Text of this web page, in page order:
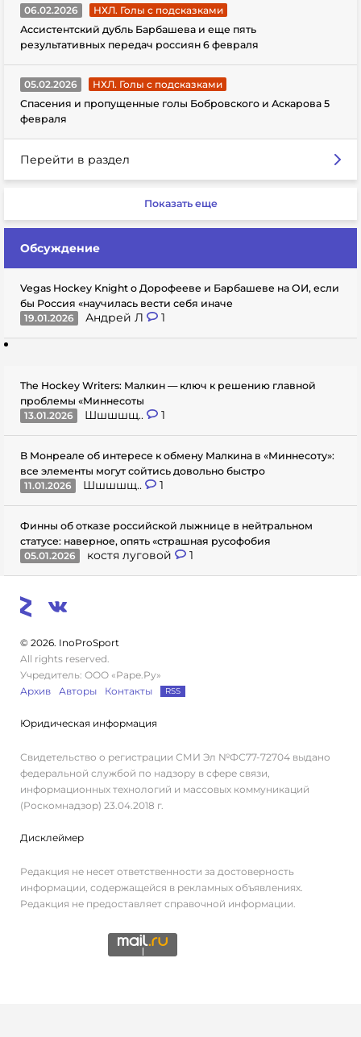
06.02.2026
НХЛ. Голы с подсказками
Ассистентский дубль Барбашева и еще пять
результативных передач россиян 6 февраля
05.02.2026
НХЛ. Голы с подсказками
Спасения и пропущенные голы Бобровского и Аскарова 5
февраля
Перейти в раздел
Показать еще
Обсуждение
Vegas Hockey Knight о Дорофееве и Барбашеве на ОИ, если
бы Россия «научилась вести себя иначе
19.01.2026
Андрей Л 1
The Hockey Writers: Малкин — ключ к решению главной
проблемы «Миннесоты
13.01.2026
Шшшшщ.. 1
В Монреале об интересе к обмену Малкина в «Миннесоту»:
все элементы могут сойтись довольно быстро
11.01.2026
Шшшшщ.. 1
Финны об отказе российской лыжнице в нейтральном
статусе: наверное, опять «страшная русофобия
05.01.2026
костя луговой 1
© 2026. InoProSport
All rights reserved.
Учредитель: ООО «Раре.Ру»
Архив
Авторы Контакты RSS
Юридическая информация
Свидетельство о регистрации СМИ Эл №ФС77-72704 выдано
федеральной службой по надзору в сфере связи,
информационных технологий и массовых коммуникаций
(Роскомнадзор) 23.04.2018 г.
Дисклеймер
Редакция не несет ответственности за достоверность
информации, содержащейся в рекламных объявлениях.
Редакция не предоставляет справочной информации.